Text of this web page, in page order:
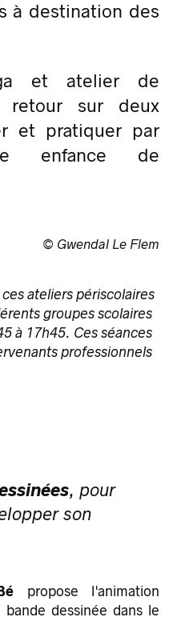
à destination des
et atelier de
retour sur deux
et pratiquer par
enfance de
© Gwendal Le Flem
ateliers périscolaires
groupes scolaires
à 17h45. Ces séances
professionnels
, pour
son
propose l'animation
dessinée dans le